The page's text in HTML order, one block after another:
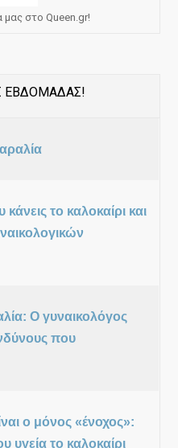
στο Queen.gr!
ΕΒΔΟΜΑΔΑΣ!
το καλοκαίρι και
Ο γυναικολόγος
που
ο μόνος «ένοχος»:
υγεία το καλοκαίρι